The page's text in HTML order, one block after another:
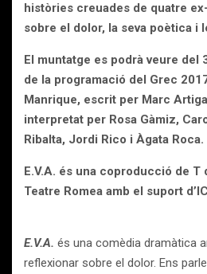
històries creuades de quatre
sobre el dolor, la seva poètica i
El muntatge es podrà veure del
de la programació del Grec
Manrique, escrit per Marc
interpretat per Rosa Gàmiz,
Ribalta, Jordi Rico i Àgata Roca.
E.V.A. és una coproducció de
Teatre Romea amb el suport
E.V.A. és una comèdia dramàtica
reflexionar sobre el dolor. Ens